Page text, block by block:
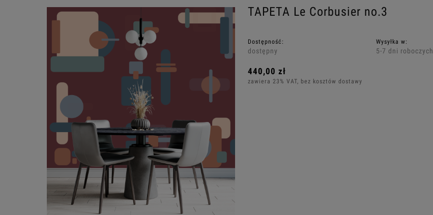
TAPETA Le Corbusier no.3
Dostępność:
dostępny
Wysyłka w:
5-7 dni roboczych
440,00 zł
zawiera 23% VAT, bez kosztów dostawy